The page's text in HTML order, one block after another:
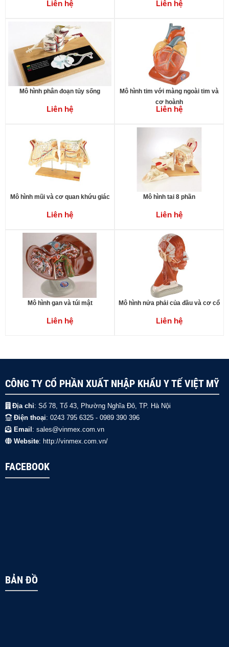
Liên hệ Liên hệ
Mô hình phân đoạn tủy sống
Liên hệ
Mô hình tim với màng ngoài tim và
cơ hoành
Liên hệ
Mô hình mũi và cơ quan khứu giác
Liên hệ
Mô hình tai 8 phần
Liên hệ
Mô hình gan và túi mật
Liên hệ
Mô hình nửa phải của đầu và cơ cổ
Liên hệ
CÔNG TY CỔ PHẦN XUẤT NHẬP KHẨU Y TẾ VIỆT MỸ
Địa chỉ: Số 78, Tổ 43, Phường Nghĩa Đô, TP. Hà Nội
Điện thoại: 0243 795 6325 - 0989 390 396
Email : sales@vinmex.com.vn
Website: http://vinmex.com.vn/
FACEBOOK
BẢN ĐỒ